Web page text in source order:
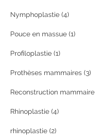
Nymphoplastie (4)
Pouce en massue (1)
Profiloplastie (1)
Prothèses mammaires (3)
Reconstruction mammaire
Rhinoplastie (4)
rhinoplastie (2)